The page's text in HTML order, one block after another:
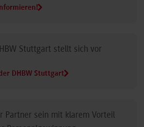
Stuttgart stellt sich vor
DHBW Stuttgart
Partner sein mit klarem Vorteil